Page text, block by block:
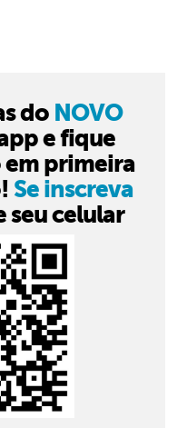
do NOVO
e fique
primeira
Se inscreva
celular